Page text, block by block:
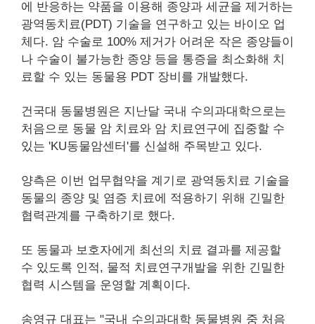
에 반응하는 약품을 이용해 종양과 세균을 제거하는
광역동치료(PDT) 기술을 연구하고 있는 바이오 업
체다. 암 수술로 100% 제거가 어려운 작은 종양들이
나 수술이 불가능한 종양 등을 통증을 최소화해 치
료할 수 있는 동물용 PDT 장비를 개발했다.
건국대 동물병원은 지난달 국내 수의과대학으로는
처음으로 동물 암 치료와 암 치료연구에 집중할 수
있는 'KU동물암센터'를 신설해 주목받고 있다.
양측은 이번 업무협약을 계기로 광역동치료 기술을
동물의 종양 및 염증 치료에 적용하기 위해 긴밀한
협력관계를 구축하기로 했다.
또 동물과 보호자에게 최선의 치료 결과를 제공할
수 있도록 인적, 물적 치료연구개발을 위한 긴밀한
협력 시스템을 운영할 계획이다.
송영규 대표는 "국내 수의과대학 동물병원 중 처음